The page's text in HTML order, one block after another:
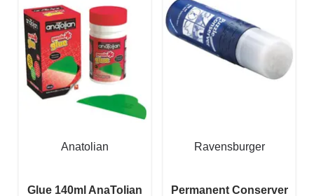
Anatolian
Glue 140ml AnaTolian
Ravensburger
Permanent Conserver